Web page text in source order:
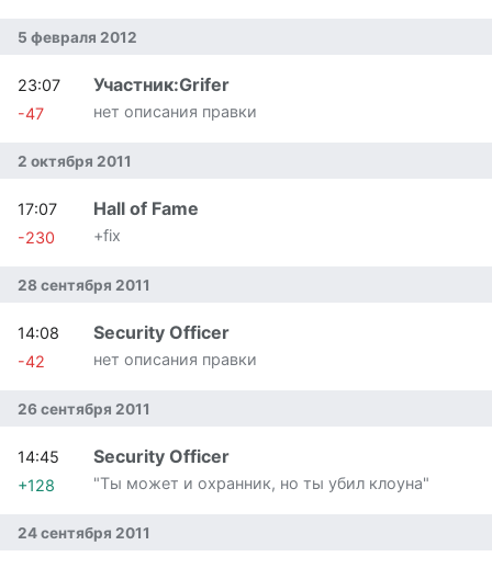
5 февраля 2012
Участник:Grifer
нет описания правки
23:07
-47
2 октября 2011
Hall of Fame
+fix
17:07
-230
28 сентября 2011
Security Officer
нет описания правки
14:08
-42
26 сентября 2011
Security Officer
"Ты может и охранник, но ты убил клоуна"
14:45
+128
24 сентября 2011